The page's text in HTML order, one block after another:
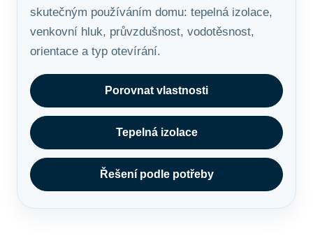
skutečným používáním domu: tepelná izolace,
venkovní hluk, průvzdušnost, vodotěsnost,
orientace a typ otevírání.
Porovnat vlastnosti
Tepelná izolace
Řešení podle potřeby